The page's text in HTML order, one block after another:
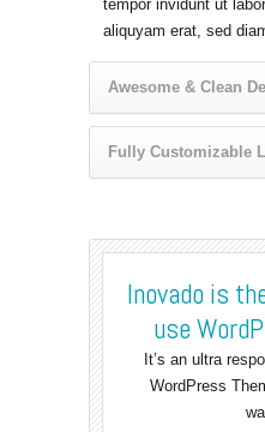
tempor invidunt ut
aliquyam erat, sed
Awesome & Clean
Fully Customizable
Inovado is
use
It’s an ultra
WordPress